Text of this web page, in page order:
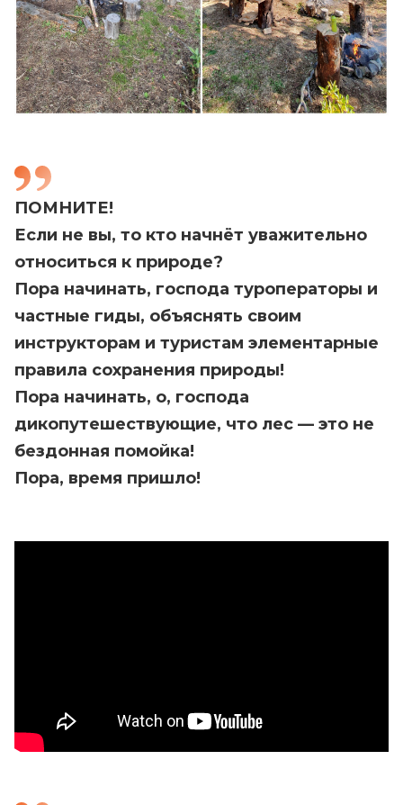
ПОМНИТЕ!
Если не вы, то кто начнёт уважительно
относиться к природе?
Пора начинать, господа туроператоры и
частные гиды, объяснять своим
инструкторам и туристам элементарные
правила сохранения природы!
Пора начинать, о, господа
дикопутешествующие, что лес — это не
бездонная помойка!
Пора, время пришло!